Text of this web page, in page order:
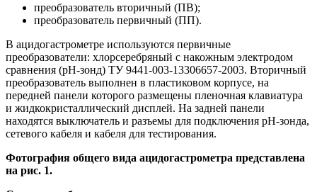
преобразователь вторичный (ПВ);
преобразователь первичный (ПП).
В ацидогастрометре используются первичные
преобразователи: хлорсеребряный с накожным электродом
сравнения (pH-зонд) ТУ 9441-003-13306657-2003. Вторичный
преобразователь выполнен в пластиковом корпусе, на
передней панели которого размещены пленочная клавиатура
и жидкокристаллический дисплей. На задней панели
находятся выключатель и разъемы для подключения рН-зонда,
сетевого кабеля и кабеля для тестирования.
Фотография общего вида ацидогастрометра представлена
на рис. 1.